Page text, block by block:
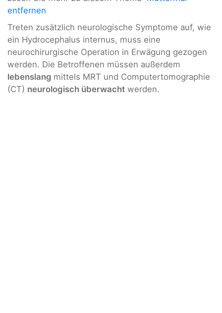
entfernen
Treten zusätzlich neurologische Symptome auf, wie
ein Hydrocephalus internus, muss eine
neurochirurgische Operation in Erwägung gezogen
werden. Die Betroffenen müssen außerdem
lebenslang mittels MRT und Computertomographie
(CT) neurologisch überwacht werden.